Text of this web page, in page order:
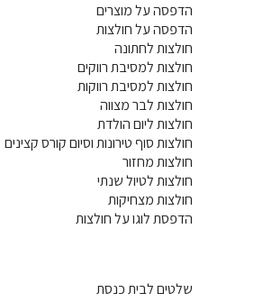
הדפסה על מוצרים
הדפסה על חולצות
חולצות לחתונה
חולצות למסיבת רווקים
חולצות למסיבת רווקות
חולצות לבר מצווה
חולצות ליום הולדת
חולצות סוף טירונות וסיום קורס קצינים
חולצות מחזור
חולצות לטיול שנתי
חולצות מצחיקות
הדפסת לוגו על חולצות
שלטים לבית כנסת